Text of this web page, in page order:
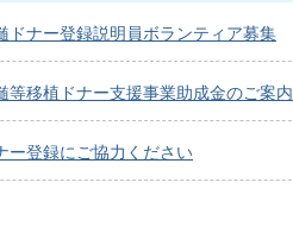
ドナー登録説明員ボランティア募集
等移植ドナー支援事業助成金のご案内
ー登録にご協力ください